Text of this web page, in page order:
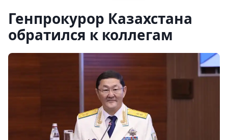
Генпрокурор Казахстана
обратился к коллегам